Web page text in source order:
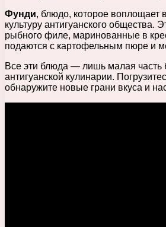
Фунди, блюдо, которое воплощает
культуру антигуанского общества.
рыбного филе, маринованные в
подаются с картофельным пюре и
Все эти блюда — лишь малая часть
антигуанской кулинарии.
обнаружите новые грани вкуса и